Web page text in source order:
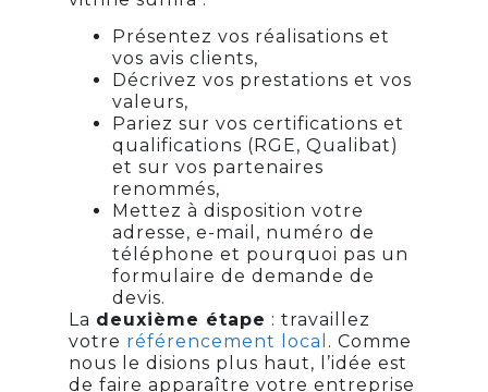
Présentez vos réalisations et
vos avis clients,
Décrivez vos prestations et vos
valeurs,
Pariez sur vos certifications et
qualifications (RGE, Qualibat)
et sur vos partenaires
renommés,
Mettez à disposition votre
adresse, e-mail, numéro de
téléphone et pourquoi pas un
formulaire de demande de
devis.
La deuxième étape : travaillez
votre référencement local . Comme
nous le disions plus haut, l’idée est
de faire apparaître votre entreprise